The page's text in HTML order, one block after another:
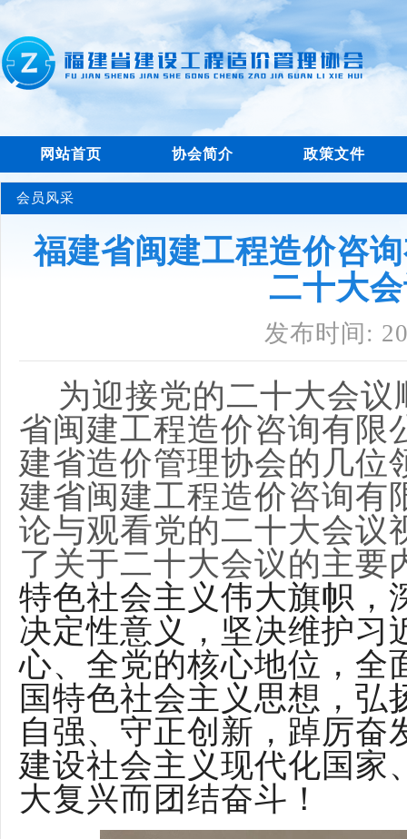
网站首页 协会简介 政策文件
会员风采
福建省闽建工程造价咨
二十大
发布时间:
为迎接党的二十大会
省闽建工程造价咨询有限
建省造价管理协会的几位
建省闽建工程造价咨询有
论与观看党的二十大会议
了关于二十大会议的主要
特色社会主义伟大旗帜，
决定性意义，坚决维护习
心、全党的核心地位，全
国特色社会主义思想，弘
自强、守正创新，踔厉奋
建设社会主义现代化国家
大复兴而团结奋斗！